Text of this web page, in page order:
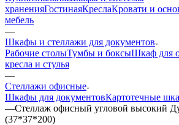
храненияГостинаяКреслаКровати и
мебель
—
Шкафы и стеллажи для документов
Рабочие столыТумбы и боксыШкаф для
кресла и стулья
—
Стеллажи офисные
Шкафы для документовКартотечные
—Стеллаж офисный угловой высокий
(37*37*200)